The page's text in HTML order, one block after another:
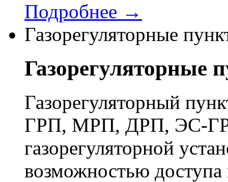
Подробнее →
Газорегуляторные
Газорегуляторные
Газорегуляторный
ГРП, МРП, ДРП, ЭС-
газорегуляторной
возможностью доступа